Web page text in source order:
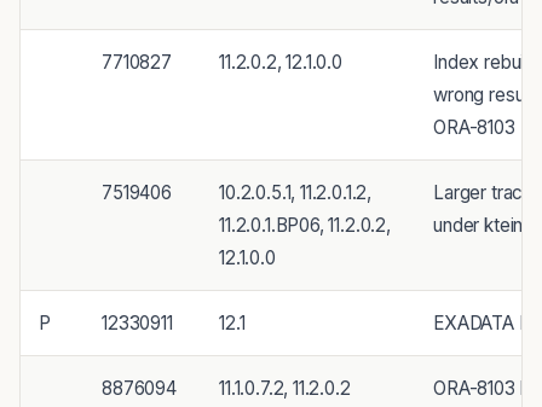
7710827 11.2.0.2, 12.1.0.0
Index
wrong
ORA-8103
7519406
10.2.0.5.1, 11.2.0.1.2,
11.2.0.1.BP06, 11.2.0.2,
12.1.0.0
Larger trace
under
P 12330911 12.1 EXADATA
8876094 11.1.0.7.2, 11.2.0.2
ORA-8103